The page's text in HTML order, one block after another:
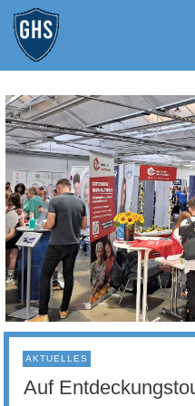
AKTUELLES
Auf